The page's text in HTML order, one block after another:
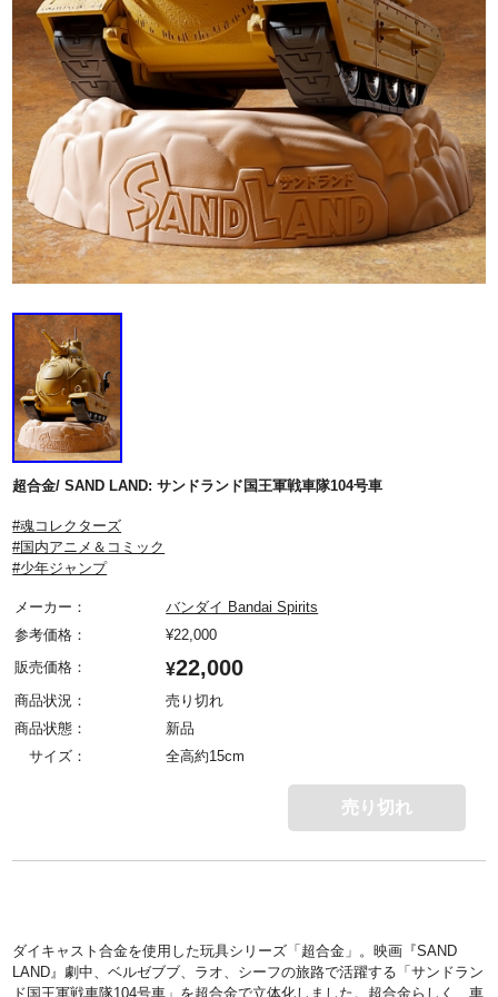
超合金/ SAND LAND: サンドランド国王軍戦車隊104号車
#魂コレクターズ
#国内アニメ＆コミック
#少年ジャンプ
メーカー：
バンダイ Bandai Spirits
参考価格：
¥22,000
販売価格：
¥22,000
商品状況：
売り切れ
商品状態：
新品
サイズ：
全高約15cm
売り切れ
ダイキャスト合金を使用した玩具シリーズ「超合金」。映画『SAND
LAND』劇中、ベルゼブブ、ラオ、シーフの旅路で活躍する「サンドラン
ド国王軍戦車隊104号車」を超合金で立体化しました。超合金らしく、車